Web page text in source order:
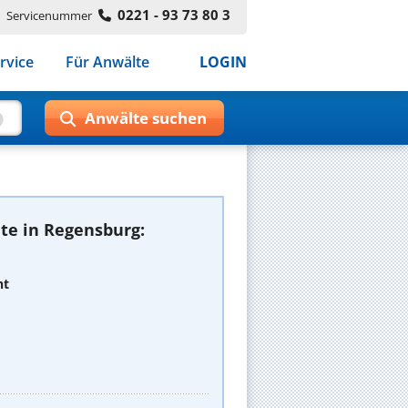
Servicenummer 0221 - 93 73 80 3
Für Anwälte LOGIN
in Regensburg: